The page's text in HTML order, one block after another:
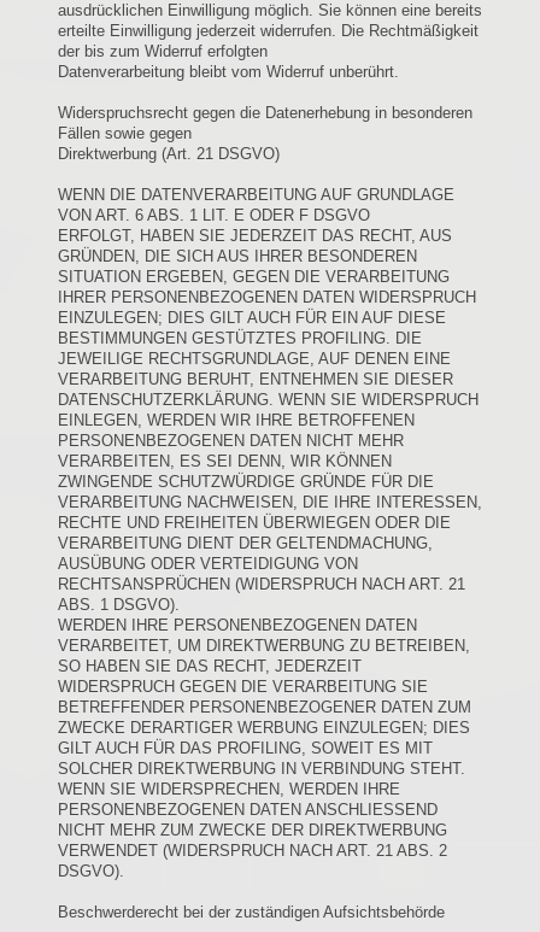
ausdrücklichen Einwilligung möglich. Sie können eine bereits
erteilte Einwilligung jederzeit widerrufen. Die Rechtmäßigkeit
der bis zum Widerruf erfolgten
Datenverarbeitung bleibt vom Widerruf unberührt.
Widerspruchsrecht gegen die Datenerhebung in besonderen
Fällen sowie gegen
Direktwerbung (Art. 21 DSGVO)
WENN DIE DATENVERARBEITUNG AUF GRUNDLAGE
VON ART. 6 ABS. 1 LIT. E ODER F DSGVO
ERFOLGT, HABEN SIE JEDERZEIT DAS RECHT, AUS
GRÜNDEN, DIE SICH AUS IHRER BESONDEREN
SITUATION ERGEBEN, GEGEN DIE VERARBEITUNG
IHRER PERSONENBEZOGENEN DATEN WIDERSPRUCH
EINZULEGEN; DIES GILT AUCH FÜR EIN AUF DIESE
BESTIMMUNGEN GESTÜTZTES PROFILING. DIE
JEWEILIGE RECHTSGRUNDLAGE, AUF DENEN EINE
VERARBEITUNG BERUHT, ENTNEHMEN SIE DIESER
DATENSCHUTZERKLÄRUNG. WENN SIE WIDERSPRUCH
EINLEGEN, WERDEN WIR IHRE BETROFFENEN
PERSONENBEZOGENEN DATEN NICHT MEHR
VERARBEITEN, ES SEI DENN, WIR KÖNNEN
ZWINGENDE SCHUTZWÜRDIGE GRÜNDE FÜR DIE
VERARBEITUNG NACHWEISEN, DIE IHRE INTERESSEN,
RECHTE UND FREIHEITEN ÜBERWIEGEN ODER DIE
VERARBEITUNG DIENT DER GELTENDMACHUNG,
AUSÜBUNG ODER VERTEIDIGUNG VON
RECHTSANSPRÜCHEN (WIDERSPRUCH NACH ART. 21
ABS. 1 DSGVO).
WERDEN IHRE PERSONENBEZOGENEN DATEN
VERARBEITET, UM DIREKTWERBUNG ZU BETREIBEN,
SO HABEN SIE DAS RECHT, JEDERZEIT
WIDERSPRUCH GEGEN DIE VERARBEITUNG SIE
BETREFFENDER PERSONENBEZOGENER DATEN ZUM
ZWECKE DERARTIGER WERBUNG EINZULEGEN; DIES
GILT AUCH FÜR DAS PROFILING, SOWEIT ES MIT
SOLCHER DIREKTWERBUNG IN VERBINDUNG STEHT.
WENN SIE WIDERSPRECHEN, WERDEN IHRE
PERSONENBEZOGENEN DATEN ANSCHLIESSEND
NICHT MEHR ZUM ZWECKE DER DIREKTWERBUNG
VERWENDET (WIDERSPRUCH NACH ART. 21 ABS. 2
DSGVO).
Beschwerderecht bei der zuständigen Aufsichtsbehörde